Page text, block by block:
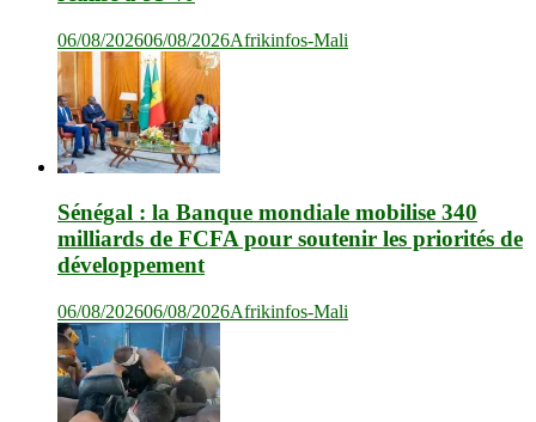
06/08/202606/08/2026Afrikinfos-Mali
Sénégal : la Banque mondiale mobilise 340
milliards de FCFA pour soutenir les priorités de
développement
06/08/202606/08/2026Afrikinfos-Mali